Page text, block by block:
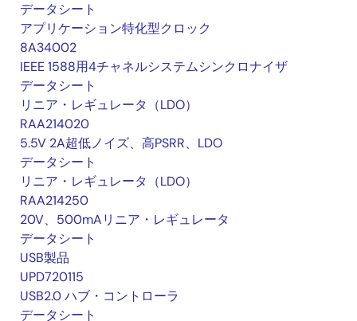
データシート
アプリケーション特化型クロック
8A34002
IEEE 1588用4チャネルシステムシンクロナイザ
データシート
リニア・レギュレータ（LDO）
RAA214020
5.5V 2A超低ノイズ、高PSRR、LDO
データシート
リニア・レギュレータ（LDO）
RAA214250
20V、500mAリニア・レギュレータ
データシート
USB製品
UPD720115
USB2.0 ハブ・コントローラ
データシート